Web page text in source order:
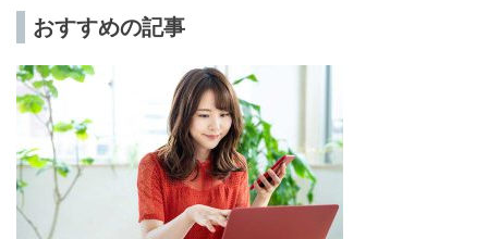
おすすめの記事